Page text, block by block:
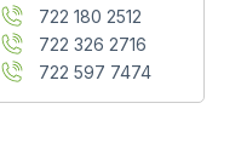
722 180 2512
722 326 2716
722 597 7474